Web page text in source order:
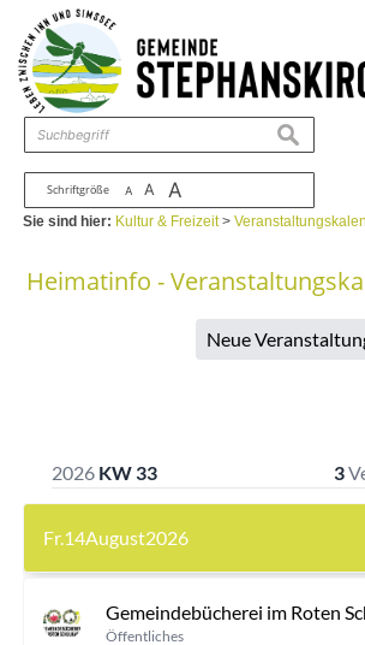
Zum Inhalt ,zur Navigation
Schriftgröße A A A
suchen
Sie sind hier: Kultur & Freizeit>
Heimatinfo -